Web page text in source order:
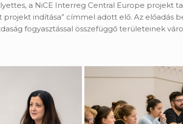
a NiCE Interreg Central Europe projekt
indítása” címmel adott elő. Az előadás
fogyasztással összefüggő területeinek